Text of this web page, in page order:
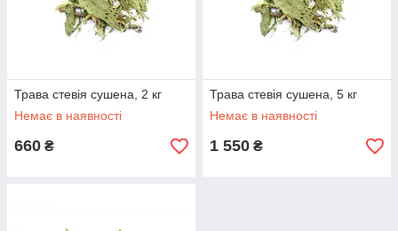
Трава стевія сушена, 2 кг
Немає в наявності
660 ₴
Трава стевія сушена, 5 кг
Немає в наявності
1 550 ₴